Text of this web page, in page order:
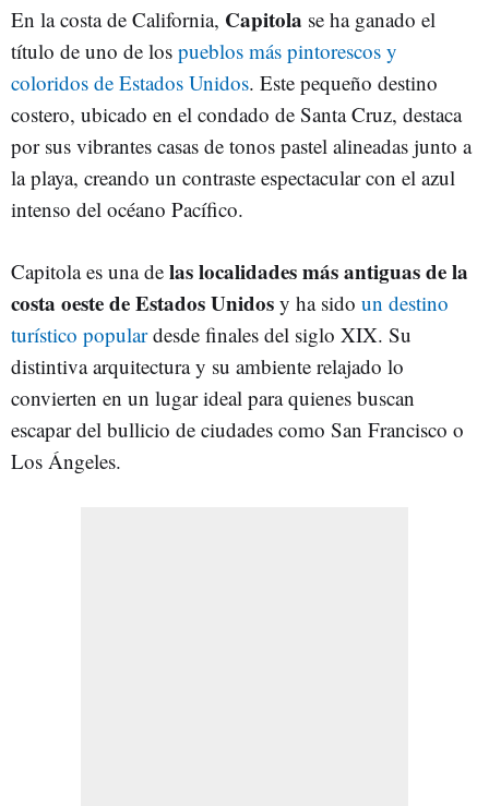
En la costa de California, Capitola se ha ganado el
título de uno de los pueblos más pintorescos y
coloridos de Estados Unidos. Este pequeño destino
costero, ubicado en el condado de Santa Cruz, destaca
por sus vibrantes casas de tonos pastel alineadas junto a
la playa, creando un contraste espectacular con el azul
intenso del océano Pacífico.
Capitola es una de las localidades más antiguas de la
costa oeste de Estados Unidos y ha sido un destino
turístico populardesde finales del siglo XIX. Su
distintiva arquitectura y su ambiente relajado lo
convierten en un lugar ideal para quienes buscan
escapar del bullicio de ciudades como San Francisco o
Los Ángeles.